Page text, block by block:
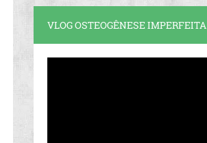
VLOG OSTEOGÊNESE IMPERFEITA